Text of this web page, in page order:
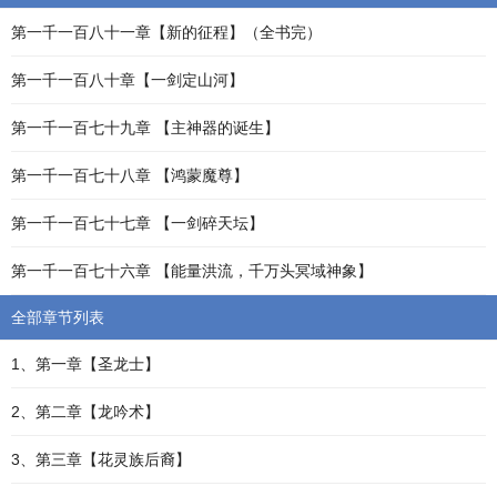
第一千一百八十一章【新的征程】（全书完）
第一千一百八十章【一剑定山河】
第一千一百七十九章 【主神器的诞生】
第一千一百七十八章 【鸿蒙魔尊】
第一千一百七十七章 【一剑碎天坛】
第一千一百七十六章 【能量洪流，千万头冥域神象】
全部章节列表
1、第一章【圣龙士】
2、第二章【龙吟术】
3、第三章【花灵族后裔】